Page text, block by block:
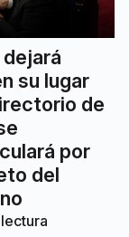
su lugar
de
por
del